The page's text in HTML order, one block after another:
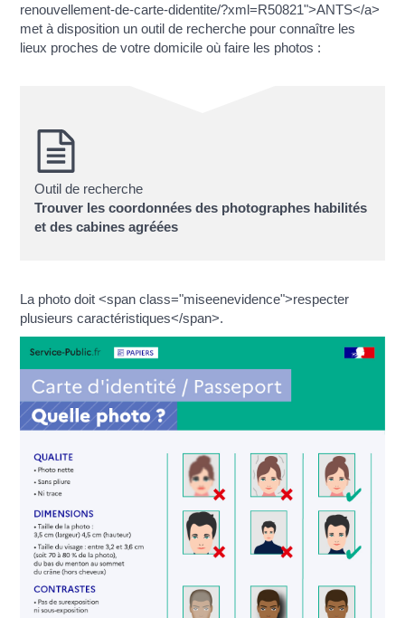
renouvellement-de-carte-didentite/?xml=R50821">ANTS</a>
met à disposition un outil de recherche pour connaître les
lieux proches de votre domicile où faire les photos :
Outil de recherche
Trouver les coordonnées des photographes habilités
et des cabines agréées
La photo doit <span class="miseenevidence">respecter
plusieurs caractéristiques</span>.